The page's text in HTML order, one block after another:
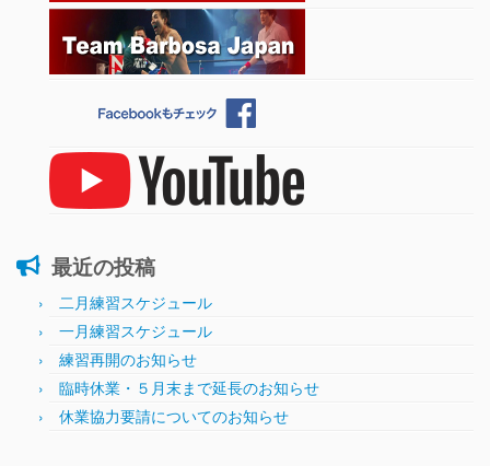
最近の投稿
二月練習スケジュール
一月練習スケジュール
練習再開のお知らせ
臨時休業・５月末まで延長のお知らせ
休業協力要請についてのお知らせ